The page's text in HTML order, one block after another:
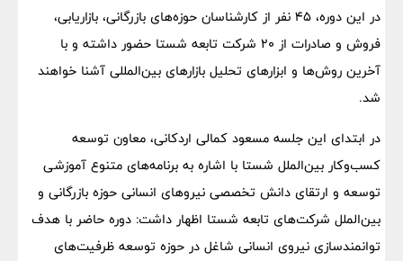
در این دوره، ۴۵ نفر از کارشناسان حوزه‌های بازرگانی، بازاریابی،
فروش و صادرات از ۲۰ شرکت تابعه شستا حضور داشته و با
آخرین روش‌ها و ابزارهای تحلیل بازارهای بین‌المللی آشنا خواهند
شد.
در ابتدای این جلسه مسعود کمالی اردکانی، معاون توسعه
کسب‌وکار بین‌الملل شستا با اشاره به برنامه‌های متنوع آموزشی
توسعه و ارتقای دانش تخصصی نیروهای انسانی حوزه بازرگانی و
بین‌الملل شرکت‌های تابعه شستا اظهار داشت: دوره حاضر با هدف
توانمندسازی نیروی انسانی شاغل در حوزه توسعه ظرفیت‌های